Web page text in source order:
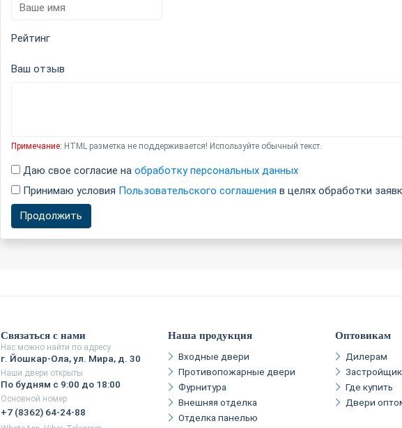
Рейтинг
Ваш отзыв
Примечание: HTML разметка не поддерживается! Используйте обычный текст.
Даю свое согласие на обработку персональных данных
Принимаю условия Пользовательского соглашения в целях обработки
Продолжить
Связаться с нами
Нас можно найти по адресу
г. Йошкар-Ола, ул. Мира, д. 30
Наши двери открыты
По будням с 9:00 до 18:00
Основной номер
+7 (8362) 64-24-88
Наша продукция
Входные двери
Противопожарные двери
Фурнитура
Внешняя отделка
Отделка панелью
Оптовикам
Дилерам
Где купить
Двери